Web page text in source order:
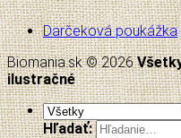
Darčeková poukážka
Biomania.sk © 2026
ilustračné
Hľadať: